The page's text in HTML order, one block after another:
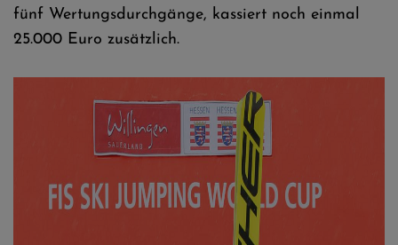
fünf Wertungsdurchgänge, kassiert noch einmal
25.000 Euro zusätzlich.